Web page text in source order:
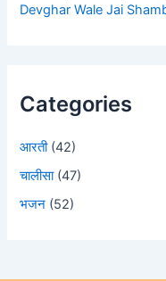
Devghar Wale Jai
Categories
आरती(42)
चालीसा(47)
भजन (52)